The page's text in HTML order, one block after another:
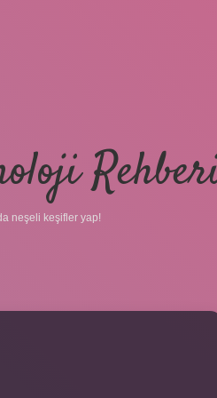
neşeli keşifler yap!